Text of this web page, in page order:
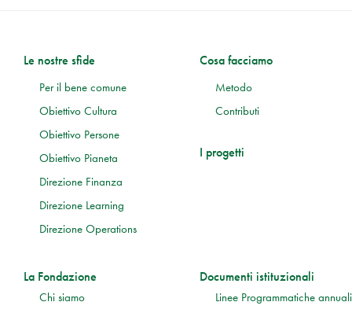
Le nostre sfide
Per il bene comune
Obiettivo Cultura
Obiettivo Persone
Obiettivo Pianeta
Direzione Finanza
Direzione Learning
Direzione Operations
Cosa facciamo
Metodo
Contributi
I progetti
La Fondazione
Chi siamo
Documenti istituzionali
Linee Programmatiche annuali